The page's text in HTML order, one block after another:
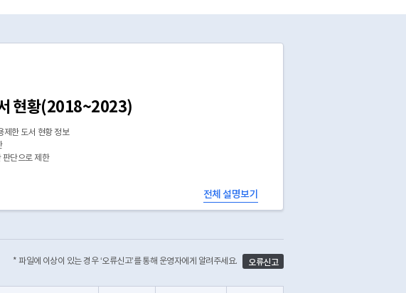
현황(2018~2023)
제한 도서 현황 정보
판단으로 제한
서관 22개 및 사립 공공도서관 7개를 제외하고, 공공도서관부호를 부여받은
전체 설명보기
* 파일에 이상이 있는 경우 ‘오류신고’를 통해 운영자에게 알려주세요. 오류신고